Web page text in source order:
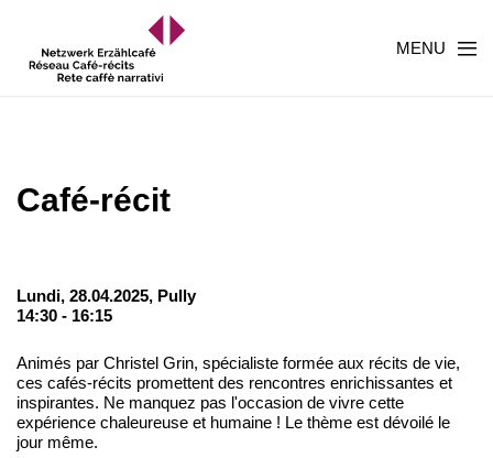
MENU
Café-récit
Lundi, 28.04.2025, Pully
14:30 - 16:15
Animés par Christel Grin, spécialiste formée aux récits de vie,
ces cafés-récits promettent des rencontres enrichissantes et
inspirantes. Ne manquez pas l'occasion de vivre cette
expérience chaleureuse et humaine ! Le thème est dévoilé le
jour même.